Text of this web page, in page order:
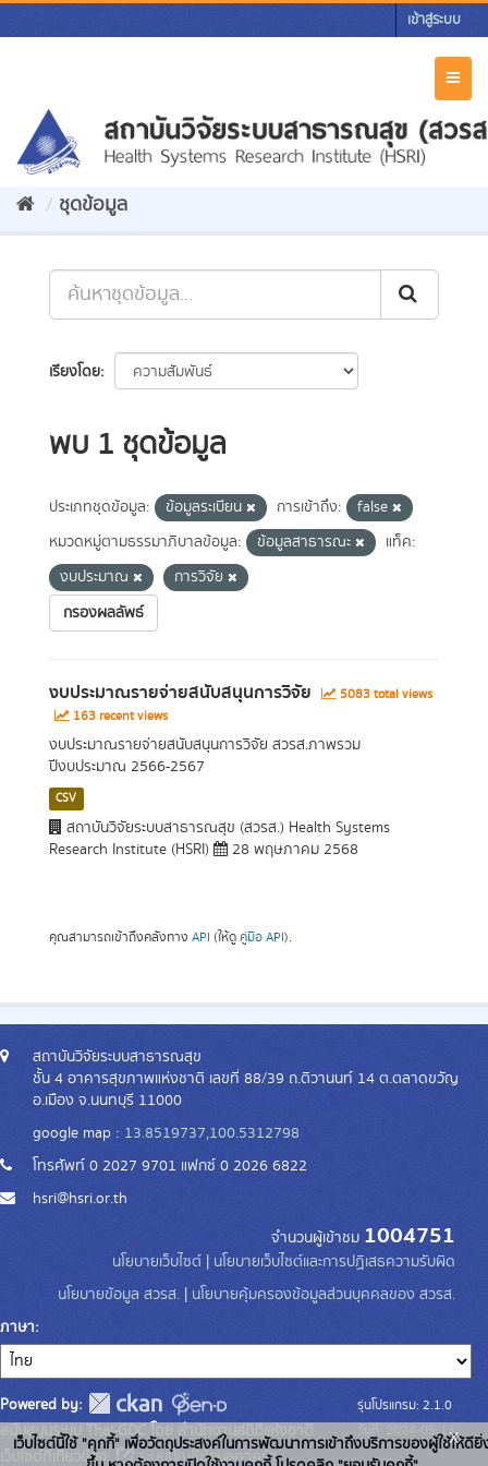
Skip
to
เข้าสู่ระบบ
ชุดข้อมูล
เรียงโดย
พบ 1 ชุดข้อมูล
ประเภทชุดข้อมูล: ข้อมูลระเบียน การเข้าถึง:
false
หมวดหมู่ตามธรรมาภิบาลข้อมูล:
ข้อมูลสาธารณะ
แท็ค:
งบประมาณ
การวิจัย
กรองผลลัพธ์
งบประมาณรายจ่ายสนับสนุนการวิจัย
5083 total views
163 recent views
งบประมาณรายจ่ายสนับสนุนการวิจัย สวรส.ภาพรวม
ปีงบประมาณ 2566-2567
CSV
สถาบันวิจัยระบบสาธารณสุข (สวรส.) Health Systems
Research Institute (HSRI)
28 พฤษภาคม 2568
คุณสามารถเข้าถึงคลังทาง API (ให้ดู คู่มือ API).
สถาบันวิจัยระบบสาธารณสุข
ชั้น 4 อาคารสุขภาพแห่งชาติ เลขที่ 88/39 ถ.ติวานนท์ 14 ต.ตลาดขวัญ
อ.เมือง จ.นนทบุรี 11000
google map : 13.8519737,100.5312798
โทรศัพท์ 0 2027 9701 แฟกซ์ 0 2026 6822
hsri@hsri.or.th
จำนวนผู้เข้าชม 1004751
นโยบายเว็บไซต์ | นโยบายเว็บไซต์และการปฏิเสธความรับผิด
นโยบายข้อมูล สวรส. | นโยบายคุ้มครองข้อมูลส่วนบุคคลของ สวรส.
ภาษา
Powered by:
สนับสนุนระบบ Thai-GDC โดย สำนักงานสถิติแห่งชาติ
เว็บไซต์ที่เกี่ยวข้อง:
ระบบบัญชีข้อมูลภาครัฐ
รุ่นโปรแกรม: 2.1.0
วันที่: 2024-03-13
เว็บไซต์นี้ใช้ "คุกกี้" เพื่อวัตถุประสงค์ในการพัฒนาการเข้าถึงบริการของผู้ใช้ให้ดียิ่
x